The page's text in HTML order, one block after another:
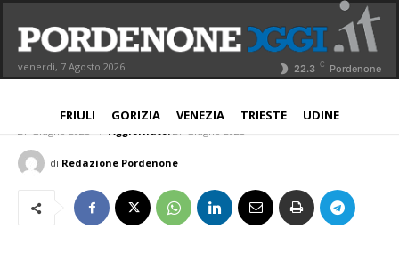
venerdì, 7 Agosto 2026 22.3 C Pordenone
FRIULI GORIZIA VENEZIA TRIESTE UDINE
L’evoluzione della farmacologia
sportiva al servizio dell’atleta
moderno
27 Giugno 2025 Aggiornato: 27 Giugno 2025
di Redazione Pordenone